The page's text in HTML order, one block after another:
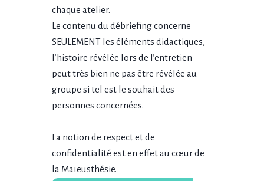
chaque atelier.
Le contenu du débriefing concerne
SEULEMENT les éléments didactiques,
l’histoire révélée lors de l’entretien
peut très bien ne pas être révélée au
groupe si tel est le souhait des
personnes concernées.
La notion de respect et de
confidentialité est en effet au cœur de
la Maïeusthésie.